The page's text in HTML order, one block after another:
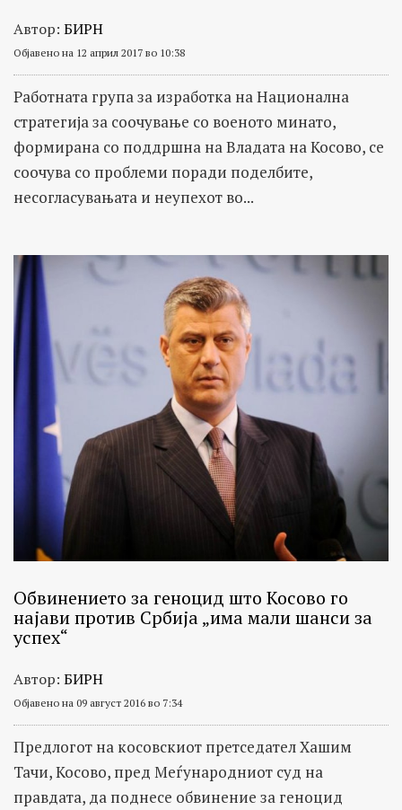
Автор: БИРН
Објавено на 12 април 2017 во 10:38
Работната група за изработка на Национална
стратегија за соочување со военото минато,
формирана со поддршна на Владата на Косово, се
соочува со проблеми поради поделбите,
несогласувањата и неупехот во...
Обвинението за геноцид што Косово го
најави против Србија „има мали шанси за
успех“
Автор: БИРН
Објавено на 09 август 2016 во 7:34
Предлогот на косовскиот претседател Хашим
Тачи, Косово, пред Меѓународниот суд на
правдата, да поднесе обвинение за геноцид